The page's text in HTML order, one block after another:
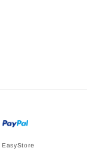
EasyStore